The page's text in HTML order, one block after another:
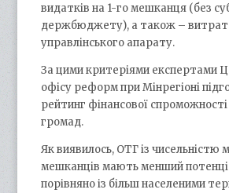
видатків на 1-го мешканця (без
держбюджету), а також – витрат
управлінського апарату.
За цими критеріями експертами
офісу реформ при Мінрегіоні
рейтинг фінансової
громад.
Як виявилось, ОТГ із чисельністю
мешканців мають менший
порівняно із більш населеними